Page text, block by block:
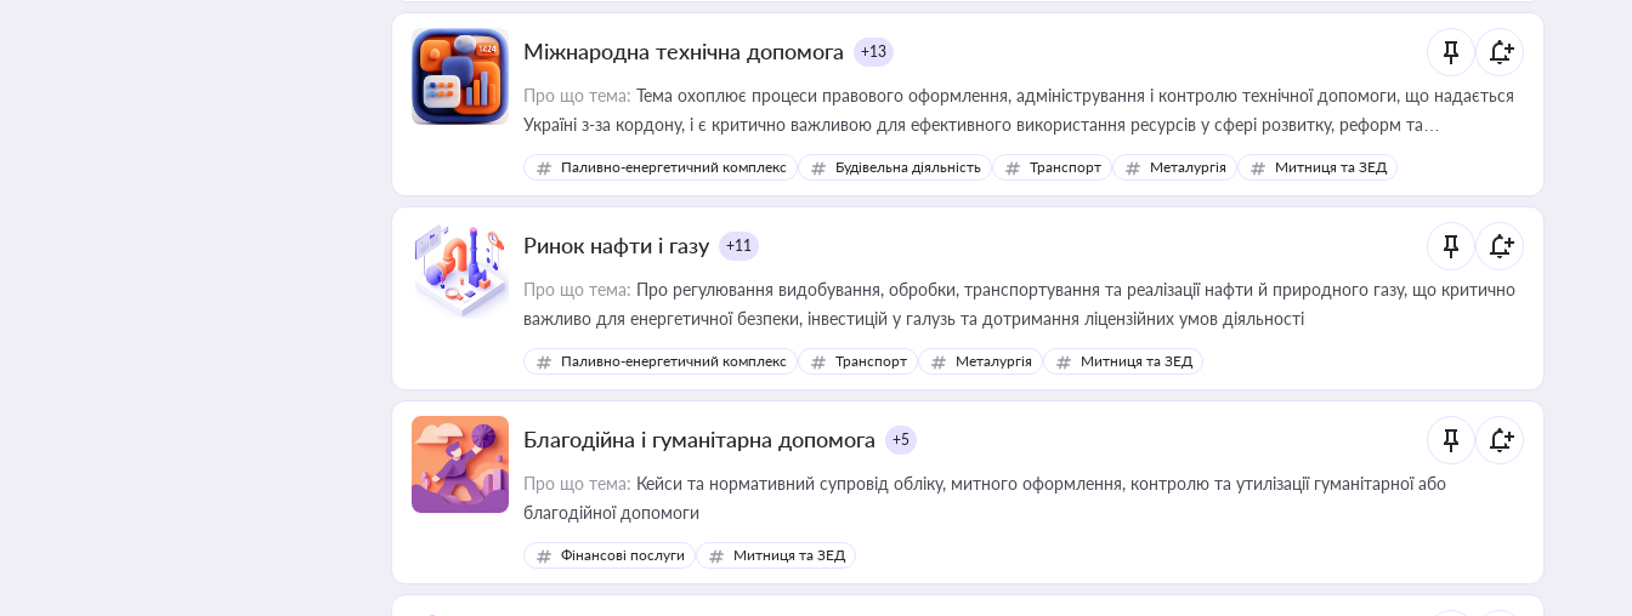
Міжнародна технічна допомога +13
Про що тема: Тема охоплює процеси правового оформлення, адміністрування і контролю технічної допомоги, що надається
Україні з-за кордону, і є критично важливою для ефективного використання ресурсів у сфері розвитку, реформ та
інфраструктурних проєктів
Паливно-енергетичний комплекс Будівельна діяльність Транспорт Металургія Митниця та ЗЕД
Ринок нафти і газу +11
Про що тема: Про регулювання видобування, обробки, транспортування та реалізації нафти й природного газу, що критично
важливо для енергетичної безпеки, інвестицій у галузь та дотримання ліцензійних умов діяльності
Паливно-енергетичний комплекс Транспорт Металургія Митниця та ЗЕД
Благодійна і гуманітарна допомога +5
Про що тема: Кейси та нормативний супровід обліку, митного оформлення, контролю та утилізації гуманітарної або
благодійної допомоги
Фінансові послуги Митниця та ЗЕД